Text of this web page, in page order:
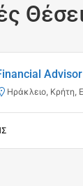
Ηράκλειο, Κρήτη,